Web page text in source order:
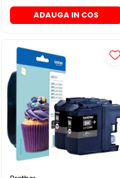
ADAUGA IN COS